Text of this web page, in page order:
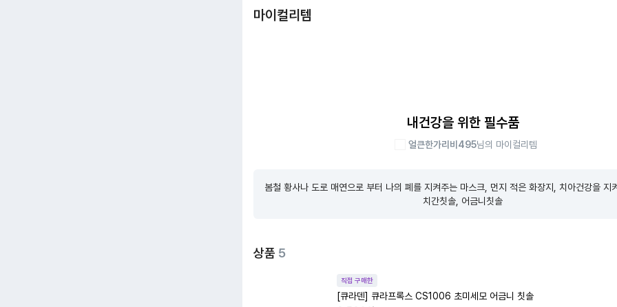
마이컬리템
내건강을 위한 필수품
얼큰한가리비495님의 마이컬리템
봄철 황사나 도로 매연으로 부터 나의 폐를 지켜주는 마스크, 먼지 적은 화장지, 치아건강을 지
치간칫솔, 어금니칫솔
상품 5
직접 구매한
[큐라덴] 큐라프록스 CS1006 초미세모 어금니 칫솔